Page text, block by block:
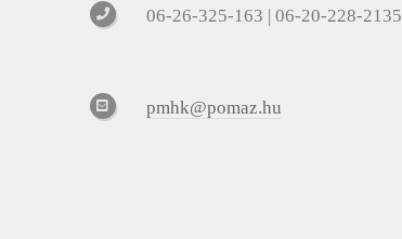
06-26-325-163 | 06-20-228-2135
pmhk@pomaz.hu